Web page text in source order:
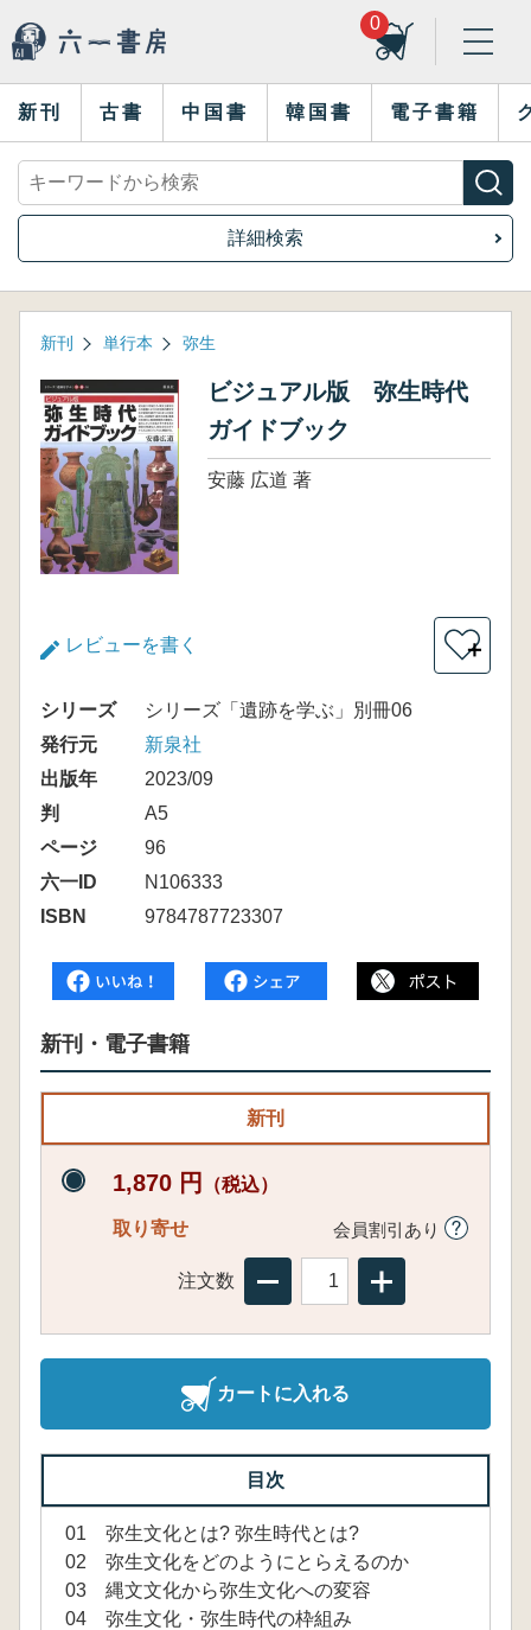
0
新刊 古書 中国書 韓国書 電子書籍
詳細検索
新刊 単行本 弥生
ビジュアル版 弥生時代
ガイドブック
安藤 広道 著
レビューを書く ＋
シリーズ
シリーズ「遺跡を学ぶ」別冊06
発行元
新泉社
出版年
2023/09
判
A5
ページ
96
六一ID
N106333
ISBN
9784787723307
新刊・電子書籍
新刊
1,870 円 （税込）
取り寄せ 会員割引あり
注文数
カートに入れる
目次
01 弥生文化とは? 弥生時代とは?
02 弥生文化をどのようにとらえるのか
03 縄文文化から弥生文化への変容
04 弥生文化・弥生時代の枠組み